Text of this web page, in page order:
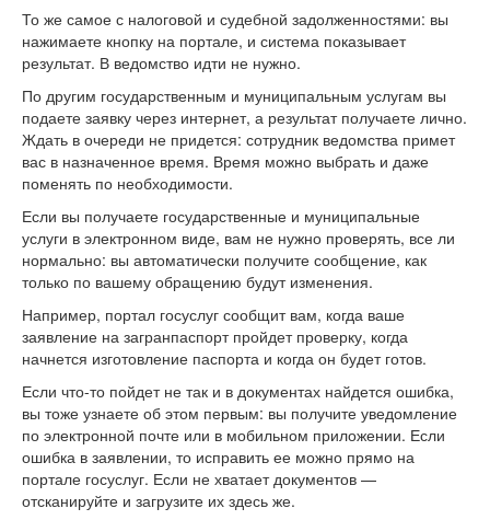
То же самое с налоговой и судебной задолженностями: вы
нажимаете кнопку на портале, и система показывает
результат. В ведомство идти не нужно.
По другим государственным и муниципальным услугам вы
подаете заявку через интернет, а результат получаете лично.
Ждать в очереди не придется: сотрудник ведомства примет
вас в назначенное время. Время можно выбрать и даже
поменять по необходимости.
Если вы получаете государственные и муниципальные
услуги в электронном виде, вам не нужно проверять, все ли
нормально: вы автоматически получите сообщение, как
только по вашему обращению будут изменения.
Например, портал госуслуг сообщит вам, когда ваше
заявление на загранпаспорт пройдет проверку, когда
начнется изготовление паспорта и когда он будет готов.
Если что-то пойдет не так и в документах найдется ошибка,
вы тоже узнаете об этом первым: вы получите уведомление
по электронной почте или в мобильном приложении. Если
ошибка в заявлении, то исправить ее можно прямо на
портале госуслуг. Если не хватает документов —
отсканируйте и загрузите их здесь же.